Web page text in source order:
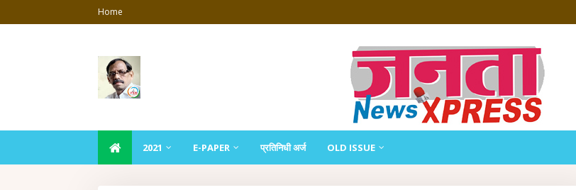
Home
2021 E-PAPER प्रतिनिधी अर्ज OLD ISSUE